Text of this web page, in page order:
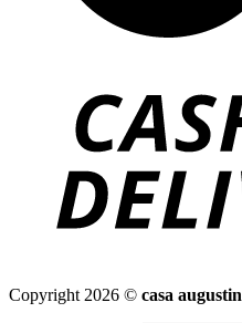
Copyright 2026 © casa augustin